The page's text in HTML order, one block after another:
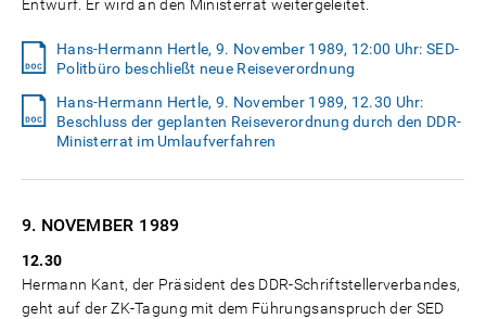
Entwurf. Er wird an den Ministerrat weitergeleitet.
Hans-Hermann Hertle, 9. November 1989, 12:00 Uhr: SED-
Politbüro beschließt neue Reiseverordnung
Hans-Hermann Hertle, 9. November 1989, 12.30 Uhr:
Beschluss der geplanten Reiseverordnung durch den DDR-
Ministerrat im Umlaufverfahren
9. NOVEMBER 1989
12.30
Hermann Kant, der Präsident des DDR-Schriftstellerverbandes,
geht auf der ZK-Tagung mit dem Führungsanspruch der SED